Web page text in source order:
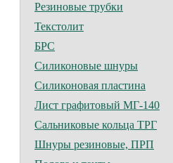
Резиновые трубки
Текстолит
БРС
Силиконовые шнуры
Силиконовая пластина
Лист графитовый МГ-140
Сальниковые кольца ТРГ
Шнуры резиновые, ПРП